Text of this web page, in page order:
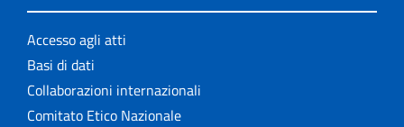
Accesso agli atti
Basi di dati
Collaborazioni internazionali
Comitato Etico Nazionale